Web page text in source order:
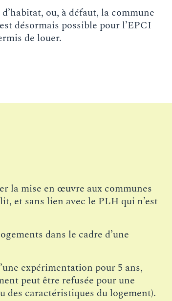
ou, à défaut, la commune
désormais possible pour l’EPCI
de louer.
la mise en œuvre aux communes
et sans lien avec le PLH qui n’est
dans le cadre d’une
expérimentation pour 5 ans,
peut être refusée pour une
des caractéristiques du logement).